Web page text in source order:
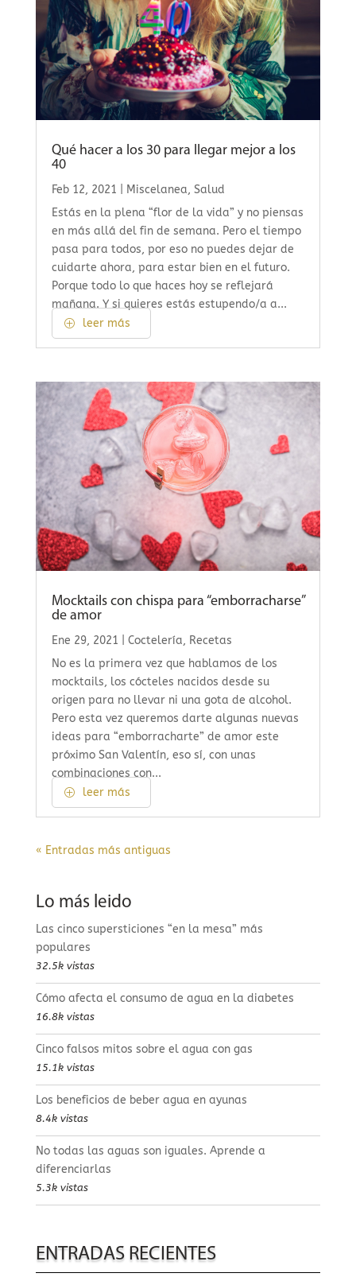
Qué hacer a los 30 para llegar mejor a los
40
Feb 12, 2021 Miscelanea, Salud
Estás en la plena “flor de la vida” y no piensas
en más allá del fin de semana. Pero el tiempo
pasa para todos, por eso no puedes dejar de
cuidarte ahora, para estar bien en el futuro.
Porque todo lo que haces hoy se reflejará
mañana. Y si quieres estás estupendo/a a...
leer más
Mocktails con chispa para “emborracharse”
de amor
Ene 29, 2021 Coctelería, Recetas
No es la primera vez que hablamos de los
mocktails, los cócteles nacidos desde su
origen para no llevar ni una gota de alcohol.
Pero esta vez queremos darte algunas nuevas
ideas para “emborracharte” de amor este
próximo San Valentín, eso sí, con unas
combinaciones con...
leer más
« Entradas más antiguas
Lo más leido
Las cinco supersticiones “en la mesa” más
populares
32.5k vistas
Cómo afecta el consumo de agua en la diabetes
16.8k vistas
Cinco falsos mitos sobre el agua con gas
15.1k vistas
Los beneficios de beber agua en ayunas
8.4k vistas
No todas las aguas son iguales. Aprende a
diferenciarlas
5.3k vistas
ENTRADAS RECIENTES